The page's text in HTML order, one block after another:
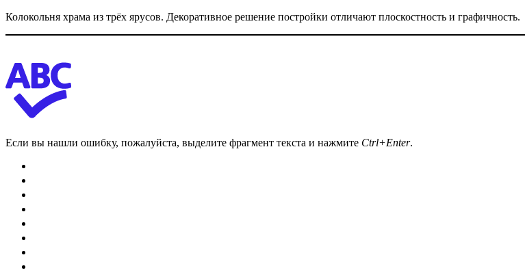
Колокольня храма из трёх ярусов. Декоративное решение постройки отличают плоскостность и графичность.
Если вы нашли ошибку, пожалуйста, выделите фрагмент текста и нажмите Ctrl+Enter.